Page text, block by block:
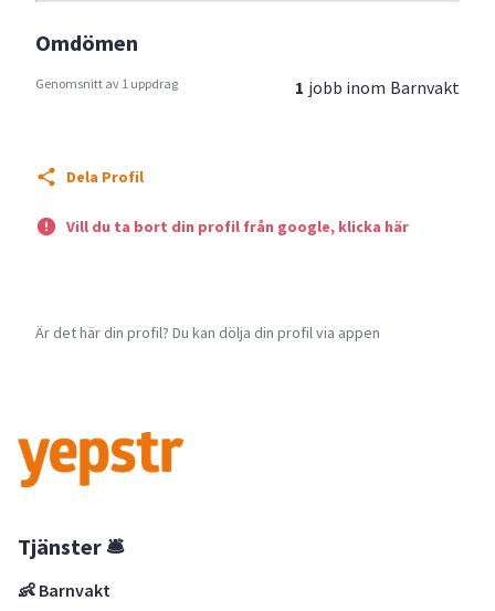
Omdömen
Genomsnitt av 1 uppdrag 1 jobb inom Barnvakt
Dela Profil
Vill du ta bort din profil från google, klicka här
Är det här din profil? Du kan dölja din profil via appen
Tjänster 🛎
👶 Barnvakt